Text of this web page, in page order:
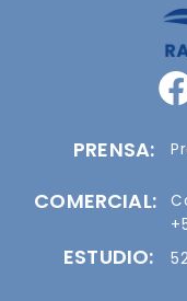
PRENSA:
COMERCIAL:
ESTUDIO: